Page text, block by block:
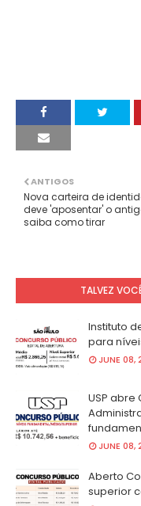
ANTIGOS
Nova carteira de
deve 'aposentar' o
saiba como tirar
TALVEZ
Instituto
para
JUNE 08,
USP
JUNE 08,
Aberto
superior